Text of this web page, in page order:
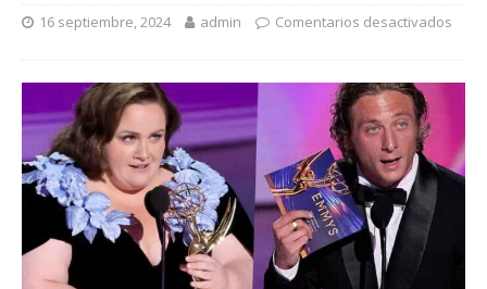
16 septiembre, 2024 admin Comentarios desactivados